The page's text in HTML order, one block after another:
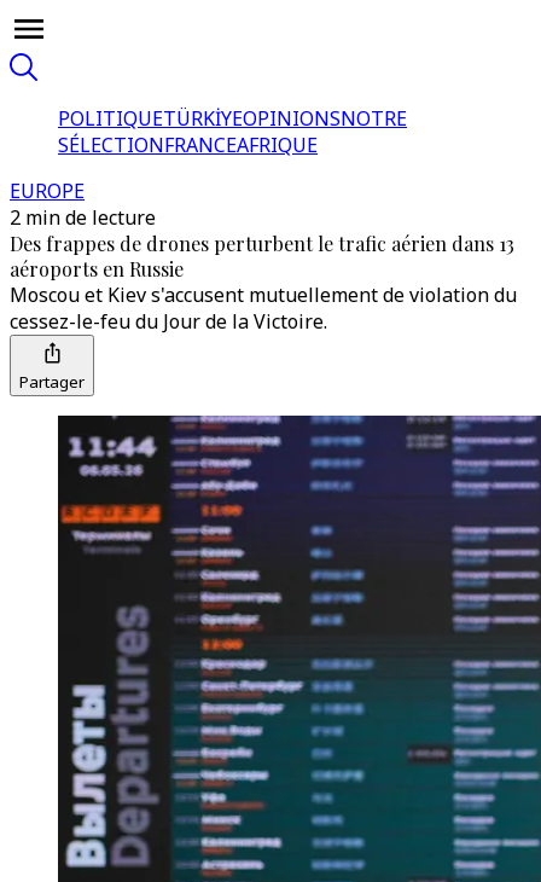
POLITIQUETÜRKİYEOPINIONSNOTRE
SÉLECTIONFRANCEAFRIQUE
EUROPE
2 min de lecture
Des frappes de drones perturbent le trafic aérien dans 13
aéroports en Russie
Moscou et Kiev s'accusent mutuellement de violation du
cessez-le-feu du Jour de la Victoire.
Partager